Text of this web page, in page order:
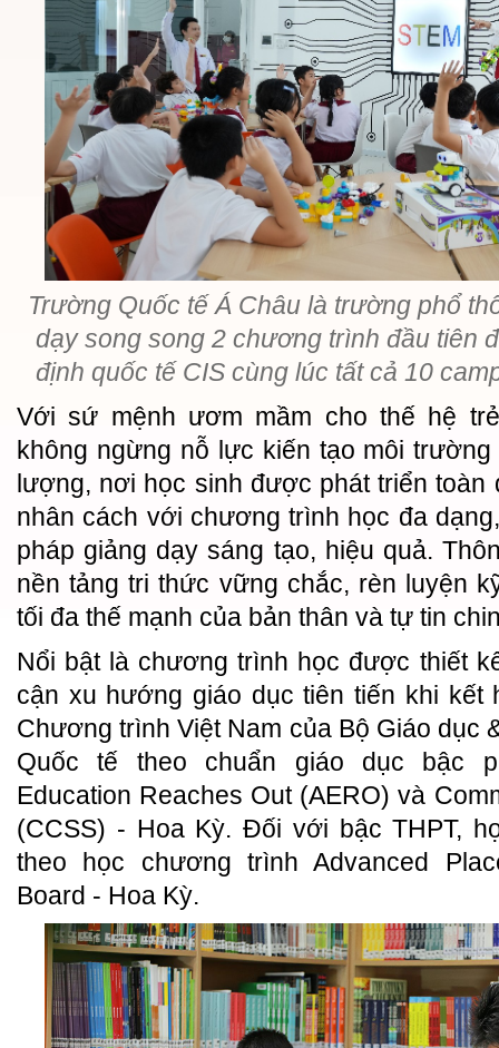
Trường Quốc tế Á Châu là trường phổ
dạy song song 2 chương trình đầu tiên
định quốc tế CIS cùng lúc tất cả 10
Với sứ mệnh ươm mầm cho thế hệ
không ngừng nỗ lực kiến tạo môi
lượng, nơi học sinh được phát triển toàn
nhân cách với chương trình học đa
pháp giảng dạy sáng tạo, hiệu quả.
nền tảng tri thức vững chắc, rèn luyện
tối đa thế mạnh của bản thân và tự tin
Nổi bật là chương trình học được thiết
cận xu hướng giáo dục tiên tiến khi kết
Chương trình Việt Nam của Bộ Giáo dục
Quốc tế theo chuẩn giáo dục bậc
Education Reaches Out (AERO) và
(CCSS) - Hoa Kỳ. Đối với bậc THPT,
theo học chương trình Advanced
Board - Hoa Kỳ.